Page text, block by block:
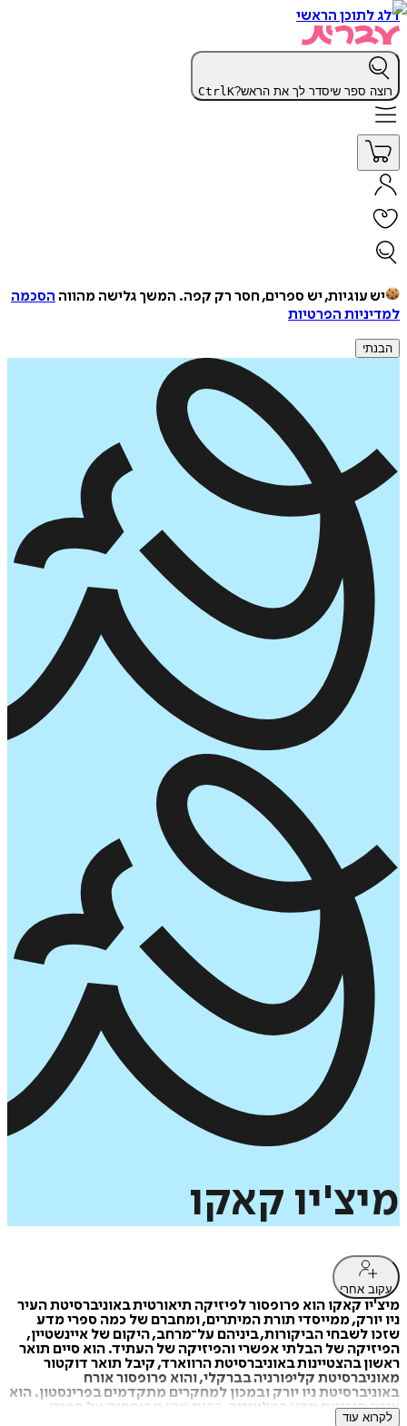
דלג לתוכן הראשי
רוצה ספר שיסדר לך את הראש? CtrlK
יש עוגיות, יש ספרים, חסר רק קפה. המשך גלישה מהווה הסכמה
למדיניות הפרטיות
הבנתי
מיצ'יו קאקו
עקוב אחרי
מיצ'יו קאקו הוא פרופסור לפיזיקה תיאורטית באוניברסיטת העיר
ניו יורק, ממייסדי תורת המיתרים, ומחברם של כמה ספרי מדע
שזכו לשבחי הביקורות, ביניהם על־מרחב, היקום של איינשטיין,
הפיזיקה של הבלתי אפשרי והפיזיקה של העתיד. הוא סיים תואר
ראשון בהצטיינות באוניברסיטת הרווארד, קיבל תואר דוקטור
מאוניברסיטת קליפורניה בברקלי, והוא פרופסור אורח
באוניברסיטת ניו יורק ובמכון למחקרים מתקדמים בפרינסטון. הוא
אירח תוכניות מדע בטלוויזיה, רבות מהן מבוססות על ספריו,
לקרוא עוד